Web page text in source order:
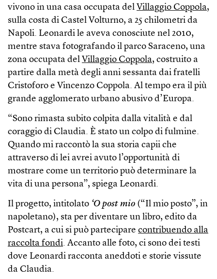
vivono in una casa occupata del Villaggio Coppola,
sulla costa di Castel Volturno, a 25 chilometri da
Napoli. Leonardi le aveva conosciute nel 2010,
mentre stava fotografando il parco Saraceno, una
zona occupata del Villaggio Coppola, costruito a
partire dalla metà degli anni sessanta dai fratelli
Cristoforo e Vincenzo Coppola. Al tempo era il più
grande agglomerato urbano abusivo d’Europa.
“Sono rimasta subito colpita dalla vitalità e dal
coraggio di Claudia. È stato un colpo di fulmine.
Quando mi raccontò la sua storia capii che
attraverso di lei avrei avuto l’opportunità di
mostrare come un territorio può determinare la
vita di una persona”, spiega Leonardi.
Il progetto, intitolato ‘O post mio (“Il mio posto”, in
napoletano), sta per diventare un libro, edito da
Postcart, a cui si può partecipare contribuendo alla
raccolta fondi. Accanto alle foto, ci sono dei testi
dove Leonardi racconta aneddoti e storie vissute
da Claudia.